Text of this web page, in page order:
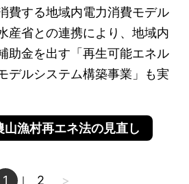
費する地域内電力消費モデル
産省との連携により、地域内
助金を出す「再生可能エネル
デルシステム構築事業」も実
漁村再エネ法の見直し
1 ｜ 2 >